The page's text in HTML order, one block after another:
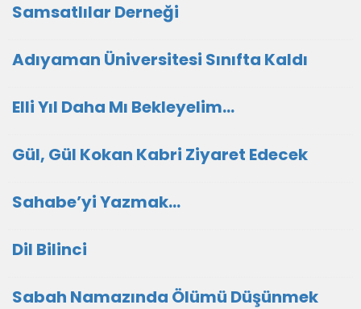
Samsatlılar Derneği
Adıyaman Üniversitesi Sınıfta Kaldı
Elli Yıl Daha Mı Bekleyelim…
Gül, Gül Kokan Kabri Ziyaret Edecek
Sahabe’yi Yazmak…
Dil Bilinci
Sabah Namazında Ölümü Düşünmek